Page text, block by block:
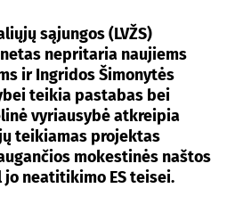
sąjungos (LVŽS)
nepritaria naujiems
ir Ingridos Šimonytės
teikia pastabas bei
vyriausybė atkreipia
teikiamas projektas
mokestinės naštos
neatitikimo ES teisei.